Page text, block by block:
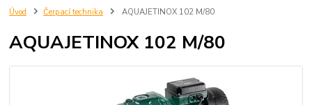
Úvod Čerpací technika AQUAJETINOX 102 M/80
AQUAJETINOX 102 M/80